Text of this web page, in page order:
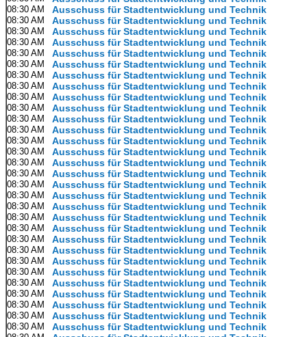
08:30 AM Ausschuss für Stadtentwicklung und Technik
08:30 AM Ausschuss für Stadtentwicklung und Technik
08:30 AM Ausschuss für Stadtentwicklung und Technik
08:30 AM Ausschuss für Stadtentwicklung und Technik
08:30 AM Ausschuss für Stadtentwicklung und Technik
08:30 AM Ausschuss für Stadtentwicklung und Technik
08:30 AM Ausschuss für Stadtentwicklung und Technik
08:30 AM Ausschuss für Stadtentwicklung und Technik
08:30 AM Ausschuss für Stadtentwicklung und Technik
08:30 AM Ausschuss für Stadtentwicklung und Technik
08:30 AM Ausschuss für Stadtentwicklung und Technik
08:30 AM Ausschuss für Stadtentwicklung und Technik
08:30 AM Ausschuss für Stadtentwicklung und Technik
08:30 AM Ausschuss für Stadtentwicklung und Technik
08:30 AM Ausschuss für Stadtentwicklung und Technik
08:30 AM Ausschuss für Stadtentwicklung und Technik
08:30 AM Ausschuss für Stadtentwicklung und Technik
08:30 AM Ausschuss für Stadtentwicklung und Technik
08:30 AM Ausschuss für Stadtentwicklung und Technik
08:30 AM Ausschuss für Stadtentwicklung und Technik
08:30 AM Ausschuss für Stadtentwicklung und Technik
08:30 AM Ausschuss für Stadtentwicklung und Technik
08:30 AM Ausschuss für Stadtentwicklung und Technik
08:30 AM Ausschuss für Stadtentwicklung und Technik
08:30 AM Ausschuss für Stadtentwicklung und Technik
08:30 AM Ausschuss für Stadtentwicklung und Technik
08:30 AM Ausschuss für Stadtentwicklung und Technik
08:30 AM Ausschuss für Stadtentwicklung und Technik
08:30 AM Ausschuss für Stadtentwicklung und Technik
08:30 AM Ausschuss für Stadtentwicklung und Technik